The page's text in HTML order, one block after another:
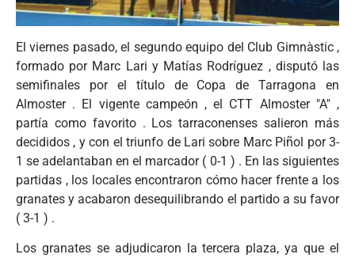
El viernes pasado, el segundo equipo del Club Gimnàstic ,
formado por Marc Lari y Matías Rodríguez , disputó las
semifinales por el título de Copa de Tarragona en
Almoster . El vigente campeón , el CTT Almoster "A" ,
partía como favorito . Los tarraconenses salieron más
decididos , y con el triunfo de Lari sobre Marc Piñol por 3-
1 se adelantaban en el marcador ( 0-1 ) . En las siguientes
partidas , los locales encontraron cómo hacer frente a los
granates y acabaron desequilibrando el partido a su favor
( 3-1 ) .
Los granates se adjudicaron la tercera plaza, ya que el